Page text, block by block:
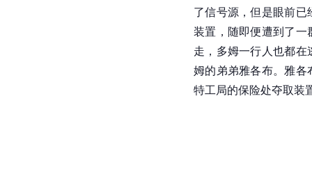
了信号源，但是眼前
装置，随即便遭到了一
走，多姆一行人也都
姆的弟弟雅各布。雅各
特工局的保险处夺取装